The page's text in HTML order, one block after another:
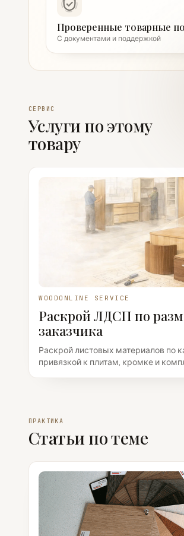
Проверенные товарные
С документами и поддержкой
СЕРВИС
Услуги по этому
товару
WOODONLINE SERVICE
Раскрой ЛДСП по
заказчика
Раскрой листовых материалов по
привязкой к плитам, кромке и
ПРАКТИКА
Статьи по теме